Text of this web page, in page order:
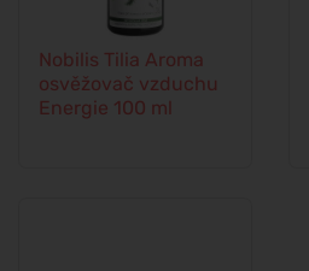
Nobilis Tilia Aroma
osvěžovač vzduchu
Energie 100 ml